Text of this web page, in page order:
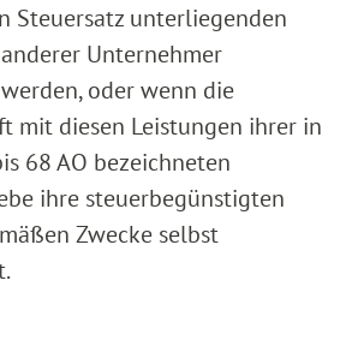
Steuersatz unterliegenden
Unternehmer
oder wenn die
mit diesen Leistungen ihrer in
68 AO bezeichneten
ihre steuerbegünstigten
Zwecke selbst